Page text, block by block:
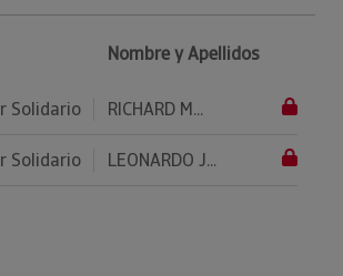
Nombre y Apellidos
Solidario RICHARD M...
Solidario LEONARDO J...